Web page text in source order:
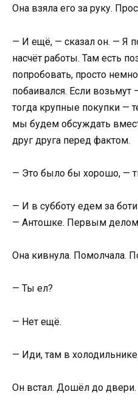
Она взяла его за руку.
— И ещё, — сказал он. — Я
насчёт работы. Там есть
попробовать, просто
побаивался. Если возьмут
тогда крупные покупки —
мы будем обсуждать
друг друга перед фактом.
— Это было бы хорошо, —
— И в субботу едем за
— Антошке. Первым
Она кивнула. Помолчала.
— Ты ел?
— Нет ещё.
— Иди, там в
Он встал. Дошёл до двери.